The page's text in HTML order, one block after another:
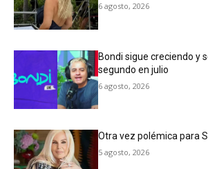
6 agosto, 2026
Bondi sigue creciendo y
segundo en julio
6 agosto, 2026
Otra vez polémica para
5 agosto, 2026